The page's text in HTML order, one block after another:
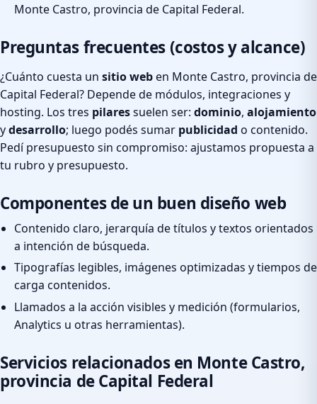
Monte Castro, provincia de Capital Federal.
Preguntas frecuentes (costos y alcance)
¿Cuánto cuesta un sitio weben Monte Castro, provincia de
Capital Federal? Depende de módulos, integraciones y
hosting. Los tres pilaressuelen ser: dominio, alojamiento
ydesarrollo; luego podés sumar publicidad o contenido.
Pedí presupuesto sin compromiso: ajustamos propuesta a
tu rubro y presupuesto.
Componentes de un buen diseño web
Contenido claro, jerarquía de títulos y textos orientados
a intención de búsqueda.
Tipografías legibles, imágenes optimizadas y tiempos de
carga contenidos.
Llamados a la acción visibles y medición (formularios,
Analytics u otras herramientas).
Servicios relacionados en Monte Castro,
provincia de Capital Federal